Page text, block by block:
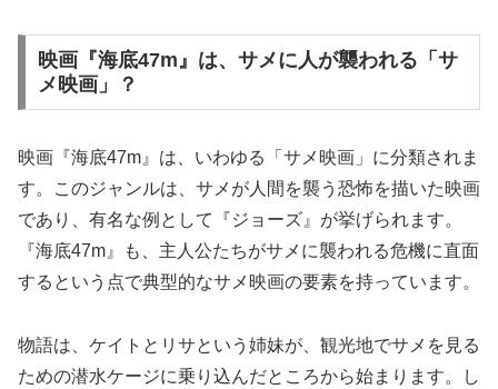
映画『海底47m』は、サメに人が襲われる「サ
メ映画」？
映画『海底47m』は、いわゆる「サメ映画」に分類されま
す。このジャンルは、サメが人間を襲う恐怖を描いた映画
であり、有名な例として『ジョーズ』が挙げられます。
『海底47m』も、主人公たちがサメに襲われる危機に直面
するという点で典型的なサメ映画の要素を持っています。
物語は、ケイトとリサという姉妹が、観光地でサメを見る
ための潜水ケージに乗り込んだところから始まります。し